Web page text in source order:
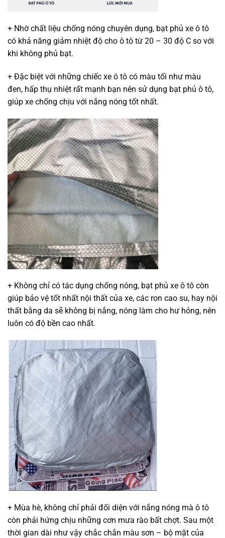
+ Nhờ chất liệu chống nóng chuyên dụng, bạt phủ xe ô tô
có khả năng giảm nhiệt độ cho ô tô từ 20 – 30 độ C so với
khi không phủ bạt.
+ Đặc biệt với những chiếc xe ô tô có màu tối như màu
đen, hấp thụ nhiệt rất mạnh bạn nên sử dụng bạt phủ ô tô,
giúp xe chống chịu với nắng nóng tốt nhất.
+ Không chỉ có tác dụng chống nóng, bạt phủ xe ô tô còn
giúp bảo vệ tốt nhất nội thất của xe, các ron cao su, hay nội
thất bằng da sẽ không bị nắng, nóng làm cho hư hỏng, nên
luôn có độ bền cao nhất.
+ Mùa hè, không chỉ phải đối diện với nắng nóng mà ô tô
còn phải hứng chịu những cơn mưa rào bất chợt. Sau một
thời gian dài như vậy chắc chắn màu sơn – bộ mặt của